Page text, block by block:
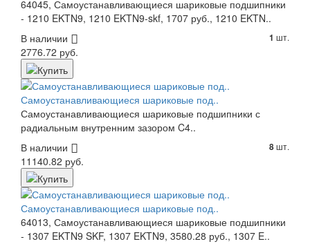
64045, Самоустанавливающиеся шариковые подшипники
- 1210 EKTN9, 1210 EKTN9-skf, 1707 руб., 1210 EKTN..
В наличии
1 шт.
2776.72 руб.
Самоустанавливающиеся шариковые под..
Самоустанавливающиеся шариковые подшипники с
радиальным внутренним зазором C4..
В наличии
8шт.
11140.82 руб.
Самоустанавливающиеся шариковые под..
64013, Самоустанавливающиеся шариковые подшипники
- 1307 EKTN9 SKF, 1307 EKTN9, 3580.28 руб., 1307 E..